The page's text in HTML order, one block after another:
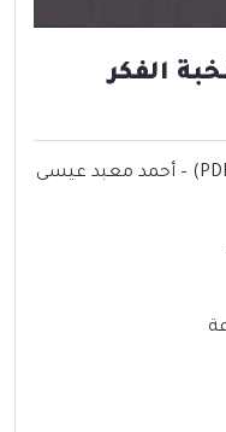
الفكر
الشرح المختصر لنظم نخبة الفكر (PDF) – أحمد معبد عيسى